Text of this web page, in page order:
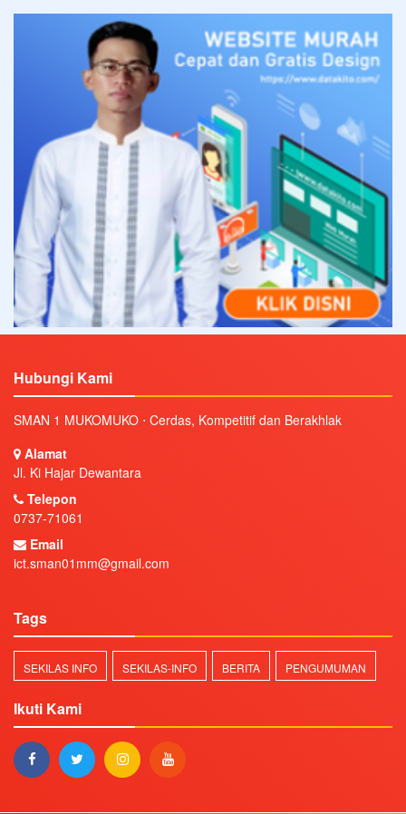
Hubungi Kami
SMAN 1 MUKOMUKO ⋅ Cerdas, Kompetitif dan Berakhlak
Alamat
Jl. Ki Hajar Dewantara
Telepon
0737-71061
Email
ict.sman01mm@gmail.com
Tags
SEKILAS INFO SEKILAS-INFO BERITA PENGUMUMAN
Ikuti Kami